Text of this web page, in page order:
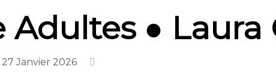
● Laura
27 Janvier 2026